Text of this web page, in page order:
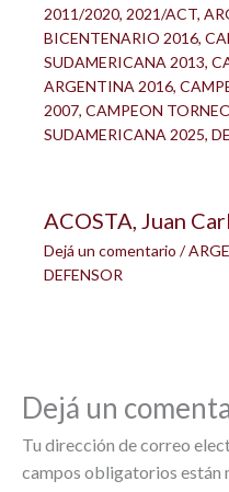
2011/2020, 2021/ACT,
BICENTENARIO 2016,
SUDAMERICANA 2013,
ARGENTINA 2016,
2007, CAMPEON
SUDAMERICANA 2025,
ACOSTA, Juan
Dejá un comentario /
DEFENSOR
Dejá un
Tu dirección de correo
campos obligatorios están